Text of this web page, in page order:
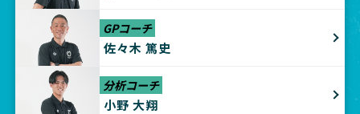
GPコーチ
佐々木 篤史
分析コーチ
小野 大翔